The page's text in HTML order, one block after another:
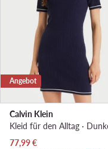
Angebot
Calvin Klein
Aktueller Preis
77,99€